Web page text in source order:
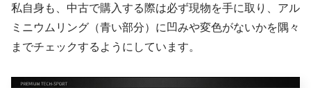
私自身も、中古で購入する際は必ず現物を手に取り、アル
ミニウムリング（青い部分）に凹みや変色がないかを隅々
までチェックするようにしています。